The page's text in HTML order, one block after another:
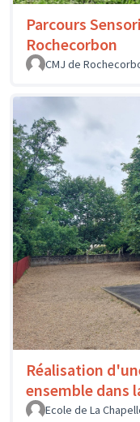
Parcours
Rochecorbon
CMJ de
Réalisation
ensemble dans
Ecole de La